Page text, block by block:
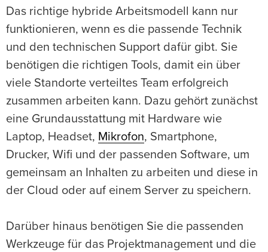
Das richtige hybride Arbeitsmodell kann nur
funktionieren, wenn es die passende Technik
und den technischen Support dafür gibt. Sie
benötigen die richtigen Tools, damit ein über
viele Standorte verteiltes Team erfolgreich
zusammen arbeiten kann. Dazu gehört zunächst
eine Grundausstattung mit Hardware wie
Laptop, Headset, Mikrofon, Smartphone,
Drucker, Wifi und der passenden Software, um
gemeinsam an Inhalten zu arbeiten und diese in
der Cloud oder auf einem Server zu speichern.
Darüber hinaus benötigen Sie die passenden
Werkzeuge für das Projektmanagement und die